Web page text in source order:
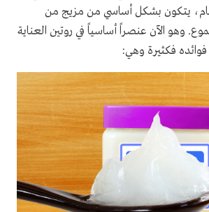
يتكون بشكل أساسي من مزيج من
وهو الآن عنصراً أساسياً في روتين العناية
فكثيرة وهي: